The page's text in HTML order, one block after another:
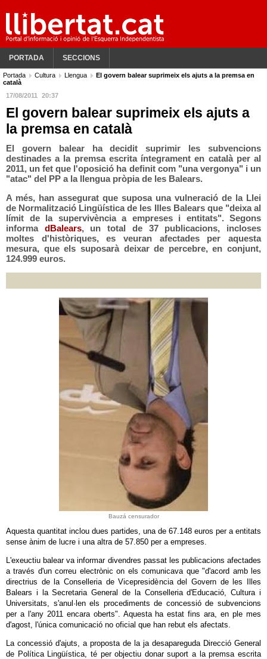
PORTADA SECCIONS
Portada Cultura Llengua
El govern balear suprimeix els ajuts a la premsa en
català
17/08/2011
20:37
El govern balear suprimeix els ajuts a
la premsa en català
El govern balear ha decidit suprimir les subvencions
destinades a la premsa escrita íntegrament en català per al
2011, un fet que l'oposició ha definit com "una vergonya" i un
"atac" del PP a la llengua pròpia de les Balears.
A més, han assegurat que suposa una vulneració de la Llei
de Normalització Lingüística de les Illes Balears que "deixa al
límit de la supervivència a empreses i entitats". Segons
informa dBalears, un total de 37 publicacions, incloses
moltes d'històriques, es veuran afectades per aquesta
mesura, que els suposarà deixar de percebre, en conjunt,
124.999 euros.
Bauzá censurador
Aquesta quantitat inclou dues partides, una de 67.148 euros per a entitats
sense ànim de lucre i una altra de 57.850 per a empreses.
L'exeuctiu balear va informar divendres passat les publicacions afectades
a través d'un correu electrònic on els comunicava que "d'acord amb les
directrius de la Conselleria de Vicepresidència del Govern de les Illes
Balears i la Secretaria General de la Conselleria d'Educació, Cultura i
Universitats, s'anul·len els procediments de concessió de subvencions
per a l'any 2011 encara oberts". Aquesta ha estat fins ara, en ple mes
d'agost, l'única comunicació no oficial que han rebut els afectats.
La concessió d'ajuts, a proposta de la ja desapareguda Direcció General
de Política Lingüística, té per objectiu donar suport a la premsa escrita